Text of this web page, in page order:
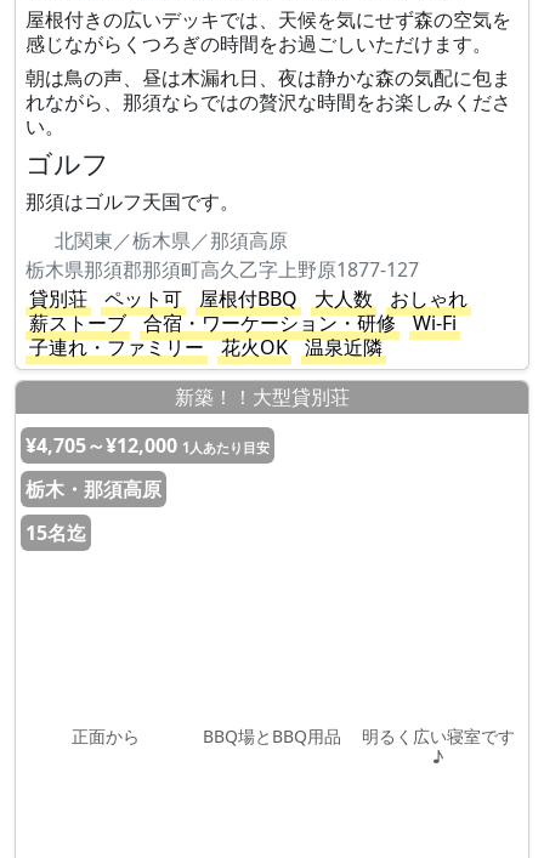
屋根付きの広いデッキでは、天候を気にせず森の空気を
感じながらくつろぎの時間をお過ごしいただけます。
朝は鳥の声、昼は木漏れ日、夜は静かな森の気配に包ま
れながら、那須ならではの贅沢な時間をお楽しみくださ
い。
ゴルフ
那須はゴルフ天国です。
北関東／栃木県／那須高原
栃木県那須郡那須町高久乙字上野原1877-127
貸別荘
ペット可 屋根付BBQ 大人数
おしゃれ
薪ストーブ
合宿・ワーケーション・研修
Wi-Fi
子連れ・ファミリー
花火OK
温泉近隣
新築！！大型貸別荘
¥4,705～¥12,000 1人あたり目安
栃木・那須高原
15名迄
正面から BBQ場とBBQ用品
明るく広い寝室です
♪